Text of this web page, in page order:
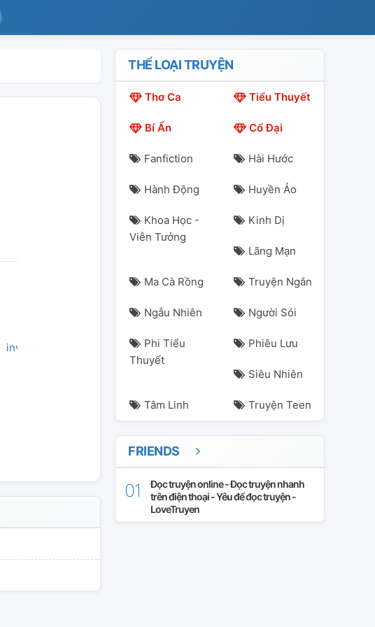
invincible jenrose jisoo lisa
THỂ LOẠI TRUYỆN
Thơ Ca Tiểu Thuyết
Bí Ẩn Cổ Đại
Fanfiction Hài Hước
Hành Động Huyền Ảo
Khoa Học -
Viễn Tưởng
Kinh Dị
Lãng Mạn
Ma Cà Rồng Truyện Ngắn
Ngẫu Nhiên Người Sói
Phi Tiểu
Thuyết
Phiêu Lưu
Siêu Nhiên
Tâm Linh Truyện Teen
FRIENDS
Đọc truyện online - Đọc truyện nhanh
trên điện thoại - Yêu để đọc truyện -
LoveTruyen